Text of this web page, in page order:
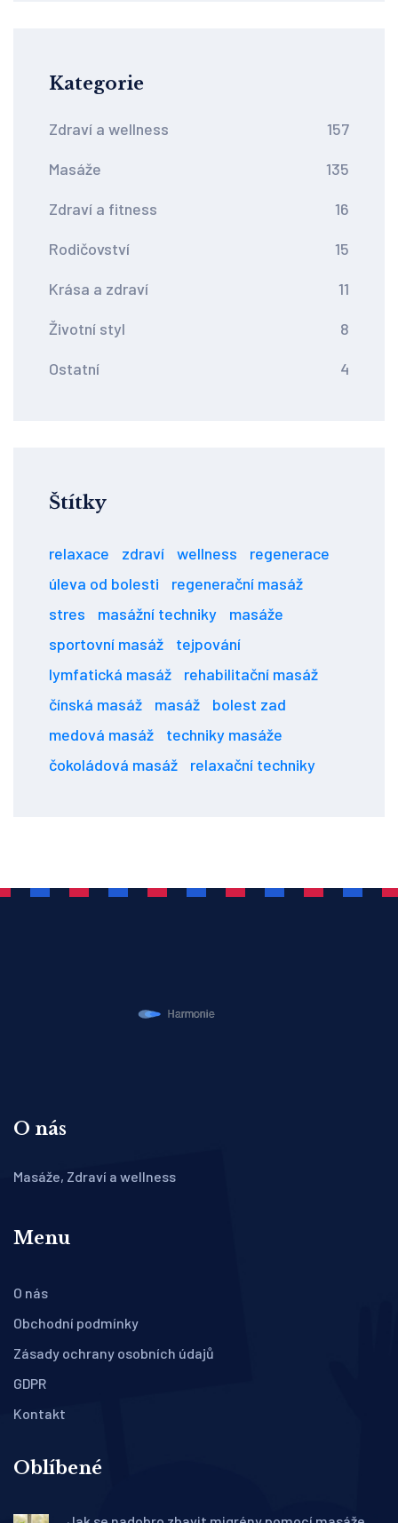
Kategorie
Zdraví a wellness 157
Masáže 135
Zdraví a fitness 16
Rodičovství 15
Krása a zdraví 11
Životní styl 8
Ostatní 4
Štítky
relaxace zdraví wellness
regenerace
úleva od bolesti
regenerační masáž
stres
masážní techniky
masáže
sportovní masáž
tejpování
lymfatická masáž
rehabilitační masáž
čínská masáž
masáž
bolest zad
medová masáž
techniky masáže
čokoládová masáž
relaxační techniky
O nás
Masáže, Zdraví a wellness
Menu
O nás
Obchodní podmínky
Zásady ochrany osobních údajů
GDPR
Kontakt
Oblíbené